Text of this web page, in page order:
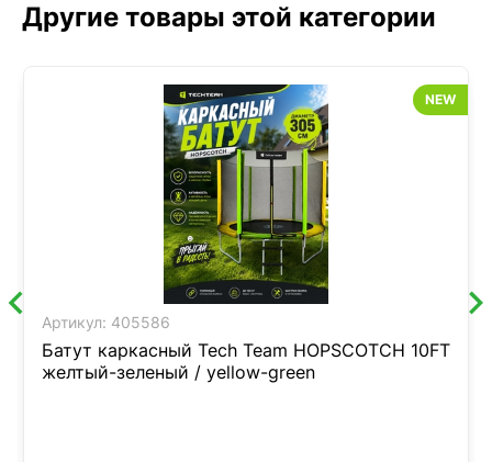
Другие товары этой категории
Артикул: 405586
Батут каркасный Tech Team HOPSCOTCH 10FT
желтый-зеленый / yellow-green
NEW